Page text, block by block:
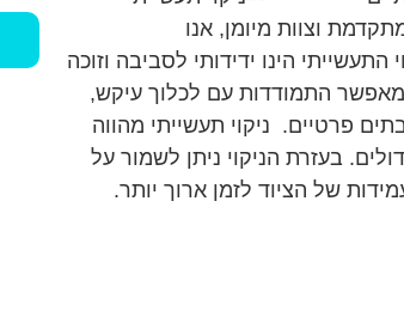
וצוות מיומן, אנו
הינו ידידותי לסביבה וזוכה
מאפשר התמודדות עם לכלוך עיקש,
פרטיים. ניקוי תעשייתי מהווה
בעזרת הניקוי ניתן לשמור על
של הציוד לזמן ארוך יותר.